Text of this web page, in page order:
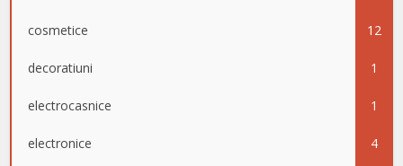
cosmetice 12
decoratiuni 1
electrocasnice 1
electronice 4